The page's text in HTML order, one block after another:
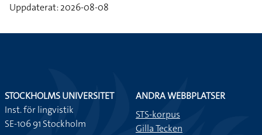
Uppdaterat: 2026-08-08
STOCKHOLMS UNIVERSITET
Inst. för lingvistik
SE-106 91 Stockholm
ANDRA WEBBPLATSER
STS-korpus
Gilla Tecken